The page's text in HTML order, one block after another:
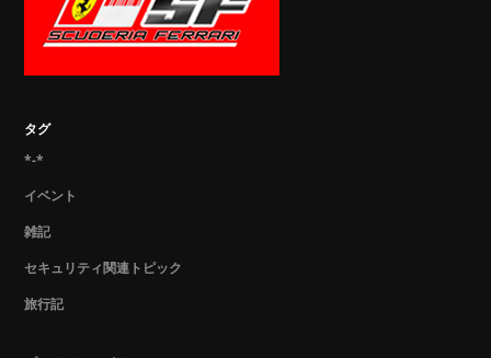
タグ
*-*
イベント
雑記
セキュリティ関連トピック
旅行記